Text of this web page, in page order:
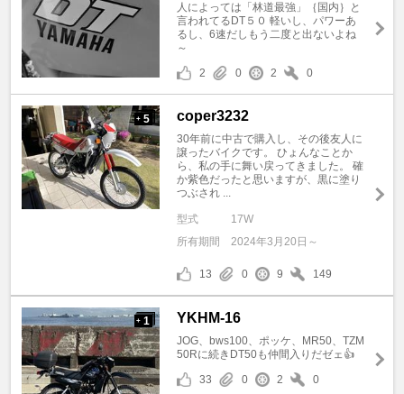
人によっては「林道最強」｛国内｝と
言われてるDT５０ 軽いし、パワーあ
るし、6速だしもう二度と出ないよね
～
2
0 2 0
+ 5 coper3232
30年前に中古で購入し、その後友人に
譲ったバイクです。 ひょんなことか
ら、私の手に舞い戻ってきました。 確
か紫色だったと思いますが、黒に塗り
つぶされ ...
型式
17W
所有期間
2024年3月20日～
13 0 9 149
+ 1 YKHM-16
JOG、bws100、ポッケ、MR50、TZM
50Rに続きDT50も仲間入りだゼェ👍
33
0 2 0